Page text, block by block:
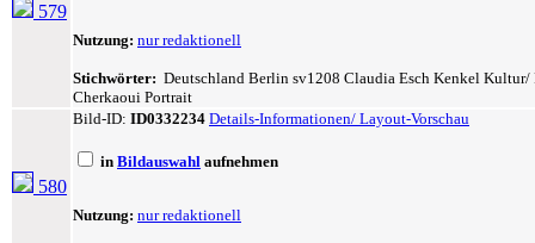
579
Nutzung: nur redaktionell
Stichwörter: Deutschland Berlin sv1208 Claudia Esch Kenkel
Cherkaoui Portrait
580
Bild-ID: ID0332234 Details-Informationen/ Layout-Vorschau
in Bildauswahl aufnehmen
Nutzung: nur redaktionell